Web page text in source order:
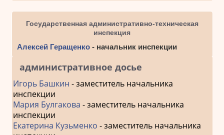
Государственная административно-техническая
инспекция
Алексей Геращенко- начальник инспекции
административное досье
Игорь Башкин - заместитель начальника
инспекции
Мария Булгакова - заместитель начальника
инспекции
Екатерина Кузьменко - заместитель начальника